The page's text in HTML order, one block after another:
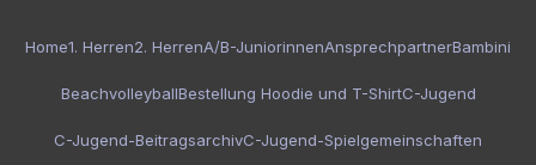
Home1. Herren2. HerrenA/B-JuniorinnenAnsprechpartnerBambini
BeachvolleyballBestellung Hoodie und T-ShirtC-Jugend
C-Jugend-BeitragsarchivC-Jugend-Spielgemeinschaften